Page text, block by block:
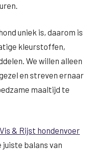
uniek is, daarom is
kleurstoffen,
We willen alleen
en streven ernaar
maaltijd te
& Rijst hondenvoer
balans van